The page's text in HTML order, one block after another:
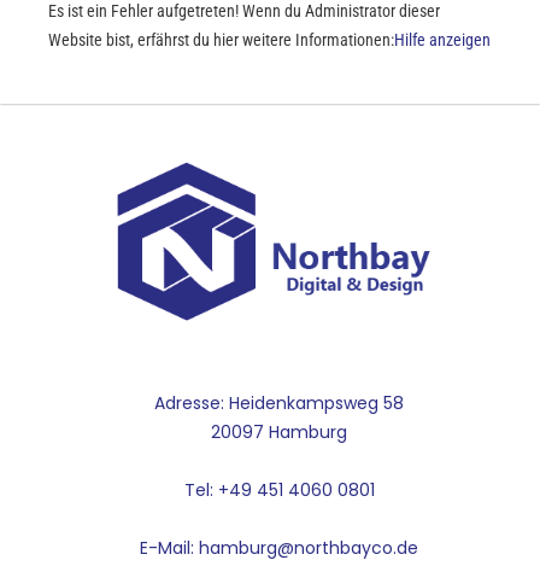
Es ist ein Fehler aufgetreten! Wenn du Administrator dieser
Website bist, erfährst du hier weitere Informationen:Hilfe anzeigen
Adresse: Heidenkampsweg 58
20097 Hamburg
Tel: +49 451 4060 0801
E-Mail: hamburg@northbayco.de